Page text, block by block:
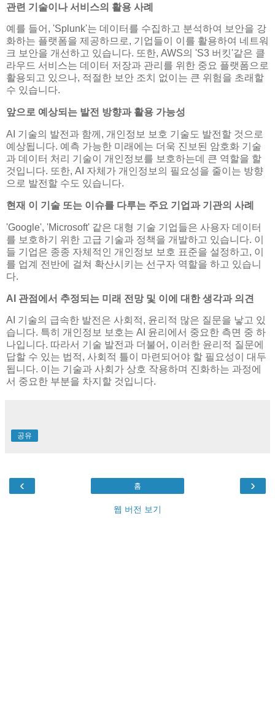
관련 기술이나 서비스의 활용 사례
예를 들어, 'Splunk'는 데이터를 수집하고 분석하여 보안을 강
화하는 플랫폼을 제공하므로, 기업들이 이를 활용하여 네트워
크 보안을 개선하고 있습니다. 또한, AWS의 'S3 버킷'같은 클
라우드 서비스는 데이터 저장과 관리를 위한 중요 플랫폼으로
활용되고 있으나, 적절한 보안 조치 없이는 큰 위험을 초래할
수 있습니다.
앞으로 예상되는 발전 방향과 활용 가능성
AI 기술의 발전과 함께, 개인정보 보호 기술도 발전할 것으로
예상됩니다. 예측 가능한 미래에는 더욱 진보된 암호화 기술
과 데이터 처리 기술이 개인정보를 보호하는데 큰 역할을 할
것입니다. 또한, AI 자체가 개인정보의 필요성을 줄이는 방향
으로 발전할 수도 있습니다.
현재 이 기술 또는 이슈를 다루는 주요 기업과 기관의 사례
'Google', 'Microsoft' 같은 대형 기술 기업들은 사용자 데이터
를 보호하기 위한 고급 기술과 정책을 개발하고 있습니다. 이
들 기업은 종종 자체적인 개인정보 보호 표준을 설정하고, 이
를 업계 전반에 걸쳐 확산시키는 선구자 역할을 하고 있습니
다.
AI 관점에서 추정되는 미래 전망 및 이에 대한 생각과 의견
AI 기술의 급속한 발전은 사회적, 윤리적 많은 질문을 낳고 있
습니다. 특히 개인정보 보호는 AI 윤리에서 중요한 측면 중 하
나입니다. 따라서 기술 발전과 더불어, 이러한 윤리적 질문에
답할 수 있는 법적, 사회적 틀이 마련되어야 할 필요성이 대두
됩니다. 이는 기술과 사회가 상호 작용하며 진화하는 과정에
서 중요한 부분을 차지할 것입니다.
공유
‹ ›
홈
웹 버전 보기